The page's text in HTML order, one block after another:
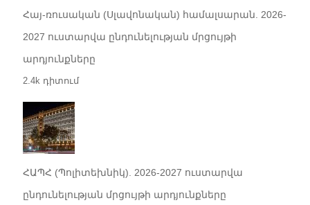
Հայ-ռուսական (Սլավոնական) համալսարան. 2026-
2027 ուստարվա ընդունելության մրցույթի
արդյունքները
2.4k դիտում
ՀԱՊՀ (Պոլիտեխնիկ). 2026-2027 ուստարվա
ընդունելության մրցույթի արդյունքները